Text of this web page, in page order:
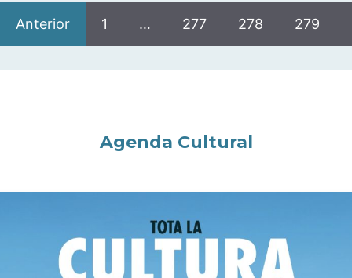
Anterior 1 … 277 278 279
Agenda Cultural